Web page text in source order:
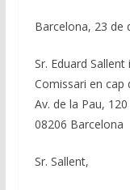
Barcelona, 23 de
Sr. Eduard Sallent
Comissari en cap
Av. de la Pau, 120
08206 Barcelona
Sr. Sallent,